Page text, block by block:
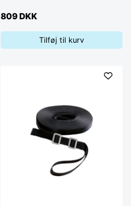
809 DKK
Tilføj til kurv